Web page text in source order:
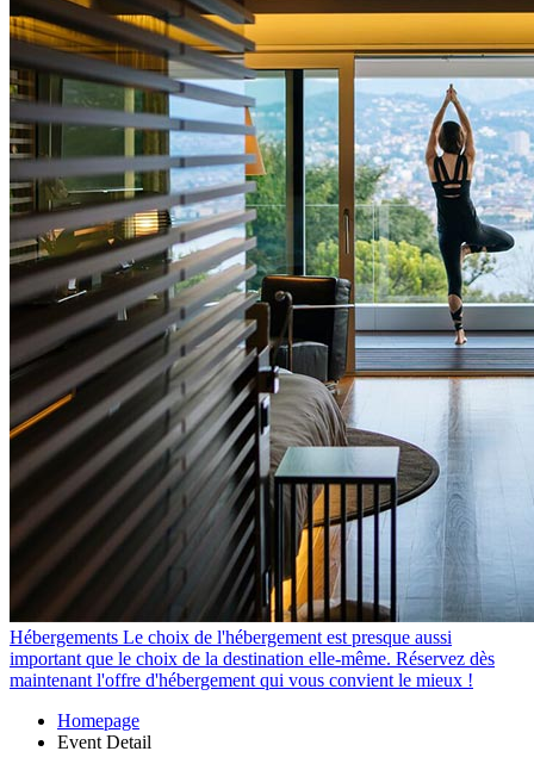
Hébergements Le choix de l'hébergement est presque aussi
important que le choix de la destination elle-même. Réservez dès
maintenant l'offre d'hébergement qui vous convient le mieux !
Homepage
Event Detail